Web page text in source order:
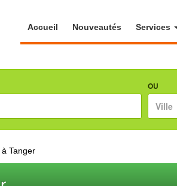
Accueil Nouveautés Services
OU
Tanger